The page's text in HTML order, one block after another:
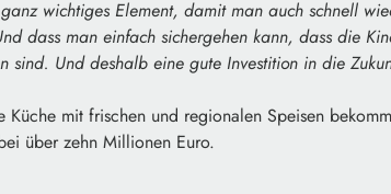
wichtiges Element, damit man auch schnell
dass man einfach sichergehen kann, dass die
sind. Und deshalb eine gute Investition in die
mit frischen und regionalen Speisen
über zehn Millionen Euro.